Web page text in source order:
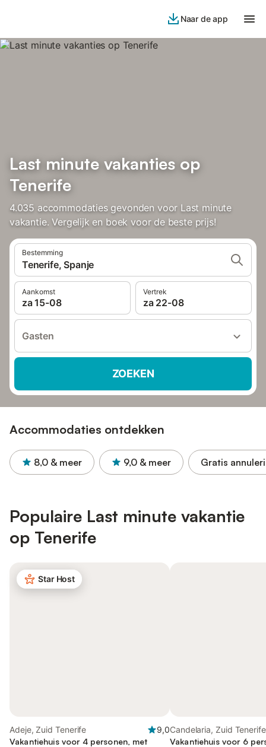
Naar de app
Last minute vakanties op
Tenerife
4.035 accommodaties gevonden voor Last minute
vakantie. Vergelijk en boek voor de beste prijs!
Bestemming
Tenerife, Spanje
Aankomst
za 15-08
Vertrek
za 22-08
Gasten
ZOEKEN
Accommodaties ontdekken
8,0 & meer 9,0 & meer Gratis
Populaire Last minute vakantie
op Tenerife
Star Host
Adeje, Zuid Tenerife
9,0
Vakantiehuis voor 4 personen, met
Candelaria, Zuid Tenerife
Vakantiehuis voor 6